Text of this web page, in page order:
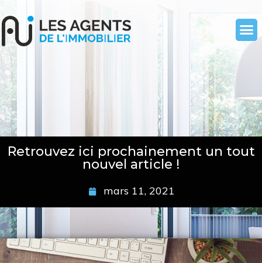
Retrouvez ici prochainement un tout
nouvel article !
mars 11, 2021